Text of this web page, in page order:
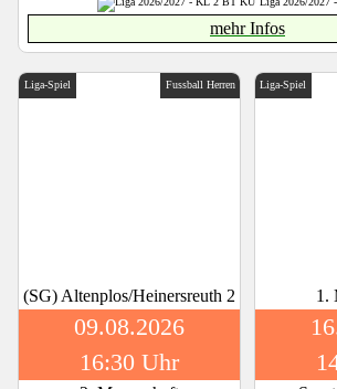
Liga 2026/2027
mehr Infos
Liga-Spiel Fussball Herren
(SG) Altenplos/Heinersreuth 2
09.08.2026
16:30 Uhr
Liga-Spiel
1.